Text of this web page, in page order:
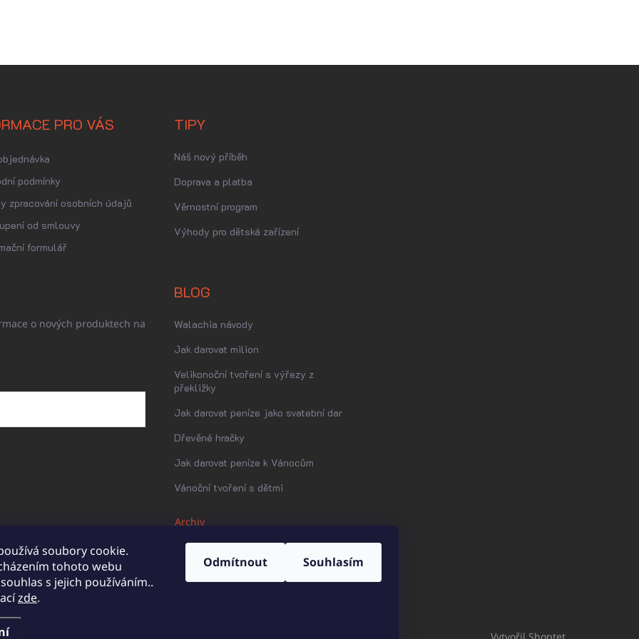
soubory cookie.
tohoto webu
s jejich používáním..
zde.
Odmítnout Souhlasím
PRO VÁS
podmínky
zpracování osobních údajů
od smlouvy
formulář
TIPY
Náš nový příběh
Doprava a platba
Věrnostní program
Výhody pro dětská zařízení
o nových produktech na
BLOG
Walachia návody
Jak darovat milion
Velikonoční tvoření s výřezy z
překližky
Jak darovat peníze jako svatební dar
Dřevěné hračky
Jak darovat peníze k Vánocům
Vánoční tvoření s dětmi
Archiv